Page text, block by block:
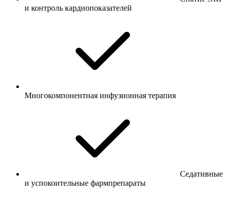
и контроль кардиопоказателей
Многокомпонентная инфузионная терапия
Седативные
и успокоительные фармпрепараты